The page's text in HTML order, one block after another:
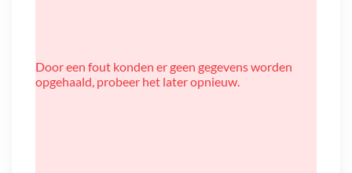
Door een fout konden er geen gegevens worden
opgehaald, probeer het later opnieuw.